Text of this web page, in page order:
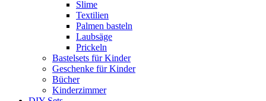
Slime
Textilien
Palmen basteln
Laubsäge
Prickeln
Bastelsets für Kinder
Geschenke für Kinder
Bücher
Kinderzimmer